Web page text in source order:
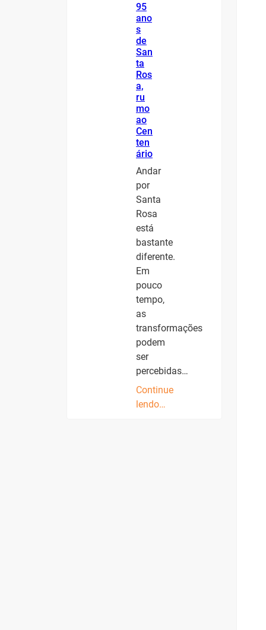
95
ano
s
de
San
ta
Ros
a,
ru
mo
ao
Cen
ten
ário
Andar
por
Santa
Rosa
está
bastante
diferente.
Em
pouco
tempo,
as
transformações
podem
ser
percebidas…
Continue
lendo…